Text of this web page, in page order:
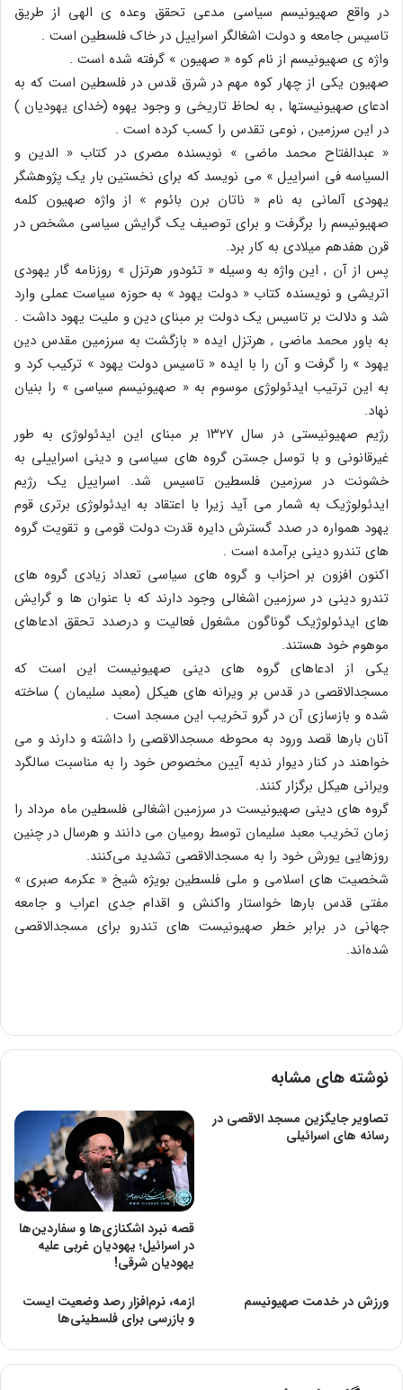
در واقع صهیونیسم سیاسی مدعی تحقق وعده ی الهی از طریق
تاسیس جامعه و دولت اشغالگر اسراییل در خاک فلسطین است .
واژه ی صهیونیسم از نام کوه « صهیون » گرفته شده است .
صهیون یکی از چهار کوه مهم در شرق قدس در فلسطین است که به
ادعای صهیونیستها , به لحاظ تاریخی و وجود یهوه (خدای یهودیان )
در این سرزمین , نوعی تقدس را کسب کرده است .
« عبدالفتاح محمد ماضی » نویسنده مصری در کتاب « الدین و
السیاسه فی اسراییل » می نویسد که برای نخستین بار یک پژوهشگر
یهودی آلمانی به نام « ناتان برن بائوم » از واژه صهیون کلمه
صهیونیسم را برگرفت و برای توصیف یک گرایش سیاسی مشخص در
قرن هفدهم میلادی به کار برد.
پس از آن , این واژه به وسیله « تئودور هرتزل » روزنامه گار یهودی
اتریشی و نویسنده کتاب « دولت یهود » به حوزه سیاست عملی وارد
شد و دلالت بر تاسیس یک دولت بر مبنای دین و ملیت یهود داشت .
به باور محمد ماضی , هرتزل ایده « بازگشت به سرزمین مقدس دین
یهود » را گرفت و آن را با ایده « تاسیس دولت یهود » ترکیب کرد و
به این ترتیب ایدئولوژی موسوم به « صهیونیسم سیاسی » را بنیان
نهاد.
رژیم صهیونیستی در سال ۱۳۲۷ بر مبنای این ایدئولوژی به طور
غیرقانونی و با توسل جستن گروه های سیاسی و دینی اسراییلی به
خشونت در سرزمین فلسطین تاسیس شد. اسراییل یک رژیم
ایدئولوژیک به شمار می آید زیرا با اعتقاد به ایدئولوژی برتری قوم
یهود همواره در صدد گسترش دایره قدرت دولت قومی و تقویت گروه
های تندرو دینی برآمده است .
اکنون افزون بر احزاب و گروه های سیاسی تعداد زیادی گروه های
تندرو دینی در سرزمین اشغالی وجود دارند که با عنوان ها و گرایش
های ایدئولوژیک گوناگون مشغول فعالیت و درصدد تحقق ادعاهای
موهوم خود هستند.
یکی از ادعاهای گروه های دینی صهیونیست این است که
مسجدالاقصی در قدس بر ویرانه های هیکل (معبد سلیمان ) ساخته
شده و بازسازی آن در گرو تخریب این مسجد است .
آنان بارها قصد ورود به محوطه مسجدالاقصی را داشته و دارند و می
خواهند در کنار دیوار ندبه آیین مخصوص خود را به مناسبت سالگرد
ویرانی هیکل برگزار کنند.
گروه های دینی صهیونیست در سرزمین اشغالی فلسطین ماه مرداد را
زمان تخریب معبد سلیمان توسط رومیان می دانند و هرسال در چنین
روزهایی یورش خود را به مسجدالاقصی تشدید می‌کنند.
شخصیت های اسلامی و ملی فلسطین بویژه شیخ « عکرمه صبری »
مفتی قدس بارها خواستار واکنش و اقدام جدی اعراب و جامعه
جهانی در برابر خطر صهیونیست های تندرو برای مسجدالاقصی
شده‌اند.
نوشته های مشابه
تصاویر جایگزین مسجد الاقصی در
رسانه های اسرائیلی
قصه نبرد اشکنازی‌ها و سفاردین‌ها
در اسرائیل؛ یهودیان غربی علیه
یهودیان شرقی!
ورزش در خدمت صهیونیسم
ازمه، نرم‌افزار رصد وضعیت ایست
و بازرسی برای فلسطینی‌ها